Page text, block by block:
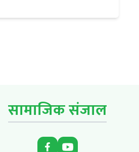
सामाजिक संजाल